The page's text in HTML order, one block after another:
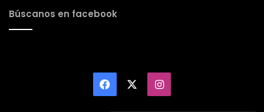
Búscanos en facebook
Facebook Instagram